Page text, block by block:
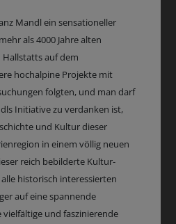
Mandl ein sensationeller
als 4000 Jahre alten
auf dem
hochalpine Projekte mit
folgten, und man darf
Initiative zu verdanken ist,
und Kultur dieser
in einem völlig neuen
historisch interessierten
auf eine spannende
vielfältige und faszinierende